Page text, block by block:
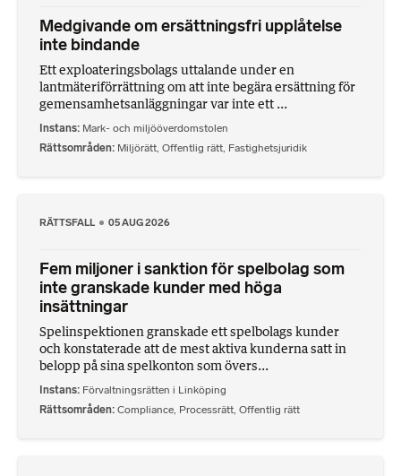
Medgivande om ersättningsfri upplåtelse
inte bindande
Ett exploateringsbolags uttalande under en
lantmäteriförrättning om att inte begära ersättning för
gemensamhetsanläggningar var inte ett ...
Instans Mark- och miljööverdomstolen
Rättsområden Miljörätt Offentlig rätt Fastighetsjuridik
RÄTTSFALL 05 AUG 2026
Fem miljoner i sanktion för spelbolag som
inte granskade kunder med höga
insättningar
Spelinspektionen granskade ett spelbolags kunder
och konstaterade att de mest aktiva kunderna satt in
belopp på sina spelkonton som övers...
Instans Förvaltningsrätten i Linköping
Rättsområden Compliance Processrätt Offentlig rätt